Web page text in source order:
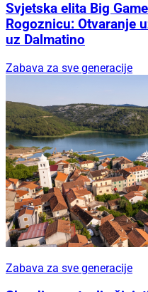
Svjetska elita Big
Rogoznicu: Otvaranje
uz Dalmatino
Zabava za sve generacije
Zabava za sve generacije